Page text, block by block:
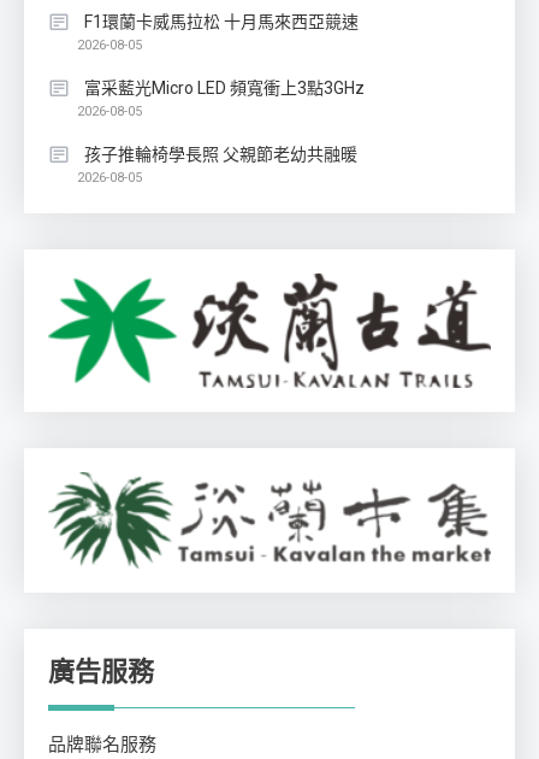
F1環蘭卡威馬拉松 十月馬來西亞競速
2026-08-05
富采藍光Micro LED 頻寬衝上3點3GHz
2026-08-05
孩子推輪椅學長照 父親節老幼共融暖
2026-08-05
廣告服務
品牌聯名服務